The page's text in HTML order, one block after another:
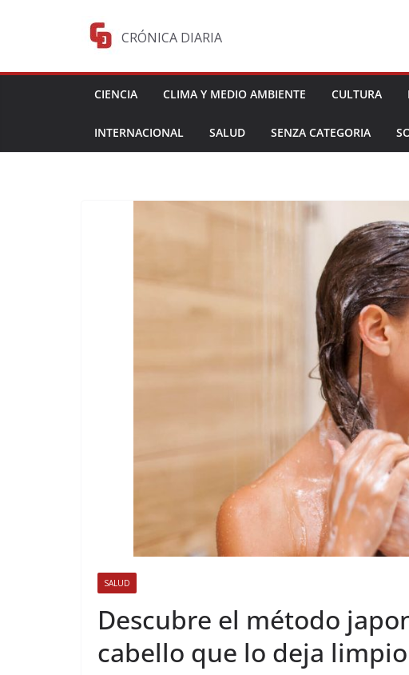
CRÓNICA DIARIA
CIENCIA CLIMA Y MEDIO AMBIENTE CULTURA
INTERNACIONAL SALUD SENZA CATEGORIA
SALUD
Descubre el método
cabello que lo deja